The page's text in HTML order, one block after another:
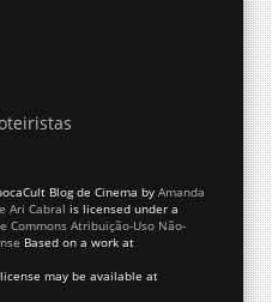
Blog de Cinema by Amanda
Ari Cabral is licensed under a
Commons Atribuição-Uso Não-
Based on a work at
may be available at